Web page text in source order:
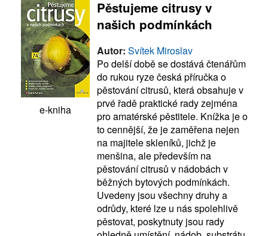
e-kniha
Pěstujeme citrusy v
našich podmínkách
Autor: Svítek Miroslav
Po delší době se dostává čtenářům
do rukou ryze česká příručka o
pěstování citrusů, která obsahuje v
prvé řadě praktické rady zejména
pro amatérské pěstitele. Knížka je o
to cennější, že je zaměřena nejen
na majitele skleníků, jichž je
menšina, ale především na
pěstování citrusů v nádobách v
běžných bytových podmínkách.
Uvedeny jsou všechny druhy a
odrůdy, které lze u nás spolehlivě
pěstovat, poskytnuty jsou rady